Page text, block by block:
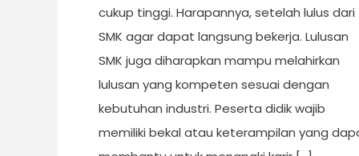
cukup tinggi. Harapannya, setelah lulus dari
SMK agar dapat langsung bekerja. Lulusan
SMK juga diharapkan mampu melahirkan
lulusan yang kompeten sesuai dengan
kebutuhan industri. Peserta didik wajib
memiliki bekal atau keterampilan yang